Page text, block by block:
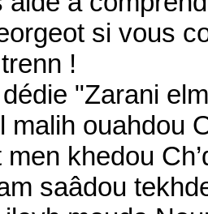
si vous
!
"Zarani
malih ouahdou
khedou
saâdou